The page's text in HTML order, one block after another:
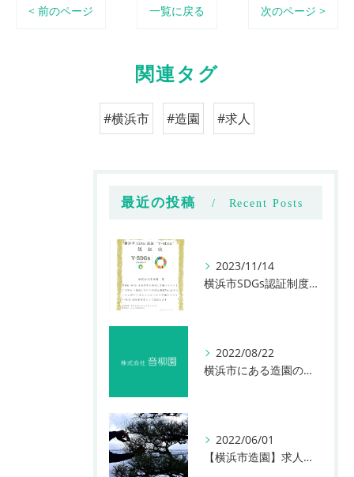
< 前のページ 一覧に戻る 次のページ >
関連タグ
#横浜市 #造園 #求人
最近の投稿 Recent Posts
2023/11/14
横浜市SDGs認証制度「Y-SDGs」認証 スタンダードに決定
2022/08/22
横浜市にある造園のお仕事なら株式会社音柳園まで！！
2022/06/01
【横浜市造園】求人動画ぜひご覧ください！